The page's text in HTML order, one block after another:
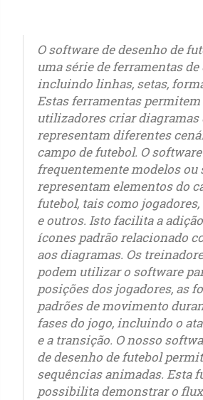
O software de desenho de
uma série de ferramentas de
incluindo linhas, setas,
Estas ferramentas permitem
utilizadores criar diagramas
representam diferentes
campo de futebol. O
frequentemente modelos ou
representam elementos do
futebol, tais como
e outros. Isto facilita a
ícones padrão relacionado
aos diagramas. Os
podem utilizar o software
posições dos jogadores, as
padrões de movimento
fases do jogo, incluindo o
e a transição. O nosso
de desenho de futebol
sequências animadas. Esta
possibilita demonstrar o